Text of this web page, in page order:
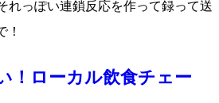
れっぽい連鎖反応を作って録って送
！
！ローカル飲食チェー